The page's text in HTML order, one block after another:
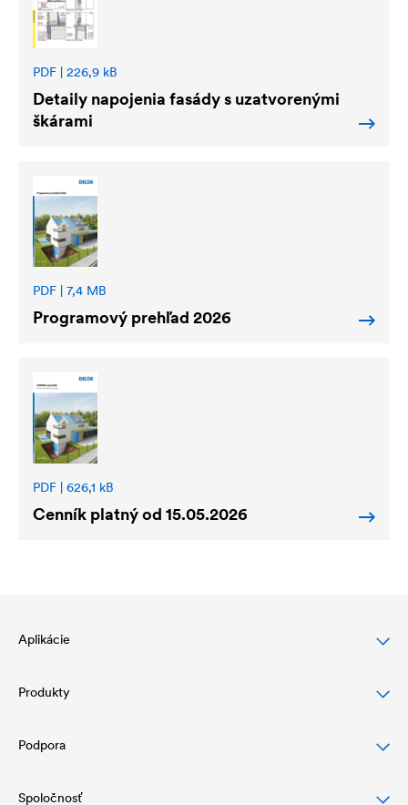
PDF | 226,9 kB
Detaily napojenia fasády s uzatvorenými
škárami
PDF | 7,4 MB
Programový prehľad 2026
PDF | 626,1 kB
Cenník platný od 15.05.2026
Aplikácie
Ochrana šikmej strechy
Ochrana a dizajn fasády
Drenáž a ochrana plochej strechy
Produkty
Podstrešné fólie
Vzduchotesné vrstvy a parozábrany
Podpora
Na stiahnutie
Spoločnosť